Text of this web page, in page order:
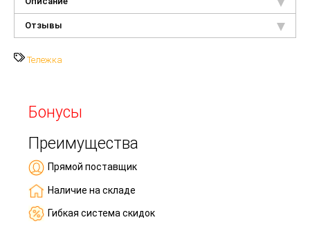
Отзывы
Тележка
Бонусы
Преимущества
Прямой поставщик
Наличие на складе
Гибкая система скидок